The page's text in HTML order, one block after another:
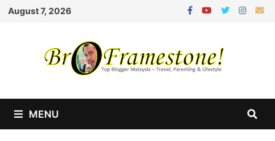
Skip
August 7, 2026
MENU